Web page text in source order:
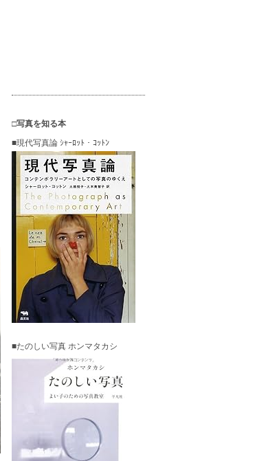
□写真を知る本
■現代写真論 ｼｬｰﾛｯﾄ・ｺｯﾄﾝ
■たのしい写真 ホンマタカシ